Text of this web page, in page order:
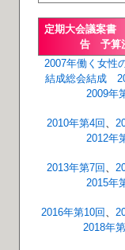
定期大会議案書
告 予算
2007年働く女性
結成総会結成
2009年
2010年第4回 、
2012年
2013年第7回 、
2015年
2016年第10回 、
2018年